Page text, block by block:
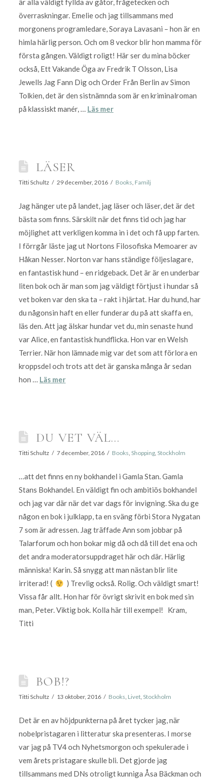
är alla väldigt fyllda av gåtor, frågetecken och
överraskningar. Emelie och jag tillsammans med
morgonens programledare, Soraya Lavasani – hon är en
himla härlig person. Och om 8 veckor blir hon mamma för
första gången. Väldigt roligt! Här ser du mina böcker
också, Ett Vakande Öga av Fredrik T Olsson, Lisa
Jewells Jag Fann Dig och Order Från Berlin av Simon
Tolkien, det är den sistnämnda som är en kriminalroman
på klassiskt manér, … Läs mer
LÄSER
Titti Schultz 29 december, 2016 Books, Familj
Jag hänger ute på landet, jag läser och läser, det är det
bästa som finns. Särskilt när det finns tid och jag har
möjlighet att verkligen komma in i det och få upp farten.
I förrgår läste jag ut Nortons Filosofiska Memoarer av
Håkan Nesser. Norton var hans ständige följeslagare,
en fantastisk hund – en ridgeback. Det är är en underbar
liten bok och är man som jag väldigt förtjust i hundar så
vet boken var den ska ta – rakt i hjärtat. Har du hund, har
du någonsin haft en eller funderar du på att skaffa en,
läs den. Att jag älskar hundar vet du, min senaste hund
var Alice, en fantastisk hundflicka. Hon var en Welsh
Terrier. När hon lämnade mig var det som att förlora en
kroppsdel och trots att det är ganska många år sedan
hon … Läs mer
DU VET VÄL…
Titti Schultz 7 december, 2016 Books, Shopping, Stockholm
…att det finns en ny bokhandel i Gamla Stan. Gamla
Stans Bokhandel. En väldigt fin och ambitiös bokhandel
och jag var där när det var dags för invigning. Ska du ge
någon en bok i julklapp, ta en sväng förbi Stora Nygatan
7 som är adressen. Jag träffade Ann som jobbar på
Talarforum och hon bokar mig då och då till det ena och
det andra moderatorsuppdraget här och där. Härlig
människa! Karin. Så snygg att man nästan blir lite
irriterad! (
) Trevlig också. Rolig. Och väldigt smart!
Vissa får allt. Hon har för övrigt skrivit en bok med sin
man, Peter. Viktig bok. Kolla här till exempel! Kram,
Titti
BOB!?
Titti Schultz 13 oktober, 2016 Books, Livet, Stockholm
Det är en av höjdpunkterna på året tycker jag, när
nobelpristagaren i litteratur ska presenteras. I morse
var jag på TV4 och Nyhetsmorgon och spekulerade i
vem årets pristagare skulle bli. Det gjorde jag
tillsammans med DNs otroligt kunniga Åsa Bäckman och